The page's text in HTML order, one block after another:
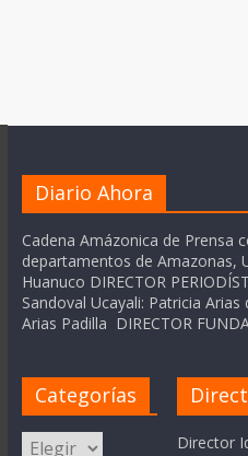
Diario Ahora
Cadena Amázonica de Prensa
departamentos de Amazonas,
Huanuco DIRECTOR
Sandoval Ucayali: Patricia
Arias Padilla DIRECTOR
Categorías
Categorías
Director